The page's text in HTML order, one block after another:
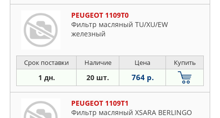
PEUGEOT 1109T0
Фильтр масляный TU/XU/EW
железный
Срок поставки Наличие Цена Купить
1 дн. 20 шт. 764 р.
PEUGEOT 1109T1
Фильтр масляный XSARA BERLINGO